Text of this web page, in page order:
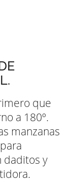
que
a 180º.
manzanas
daditos y